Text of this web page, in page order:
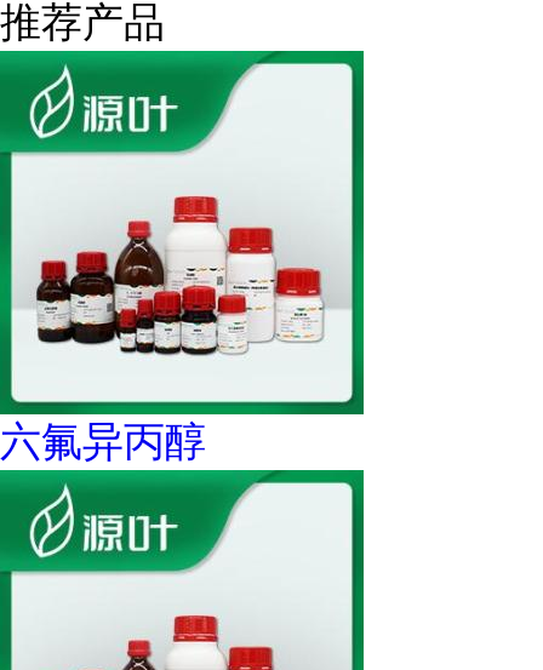
推荐产品
六氟异丙醇